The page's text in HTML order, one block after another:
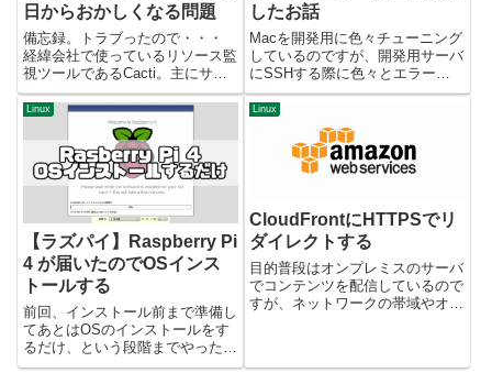
日からおかしくなる問題
備忘録。トラブったので・・・
経緯会社で使っているリソース監
視ツールであるCacti。主にサー
バのリソースやトラフィックなん
かを視認するのに利用していたの
ですが、2020年の9月13日 21時
30分ごろからグラフの表示が絞
り込みできない状態...
したお話
Macを開発用に色々チューニング
しているのですが、開発用サーバ
にSSHする際に色々とエラーが
起きたので対応したお話です。単
純に言えば、サーバ側のSSHの
鍵交換プロトコルとかが古すぎ
て、クライアント側のデフォルト
の設定だとはじかれてしまうこ
Linux
【ラズパイ】Raspberry Pi
4 が届いたのでOSインス
トールする
前回、インストール前まで準備し
てあとはOSのインストールをす
るだけ、という段階までやったの
ですが、今回はその続きとなりま
Linux
CloudFrontにHTTPSでリ
ダイレクトする
目的普段はオンプレミスのサーバ
でコンテンツを配信しているので
すが、ネットワークの帯域やオン
イベント的な配信をするらしいで